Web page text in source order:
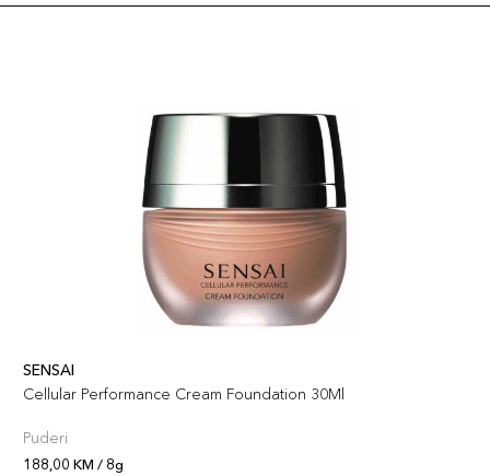
SENSAI
Cellular Performance Cream Foundation 30Ml
Puderi
188,00 KM / 8g